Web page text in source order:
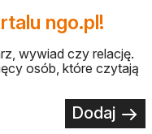
ngo.pl!
wywiad czy relację.
osób, które czytają
Dodaj